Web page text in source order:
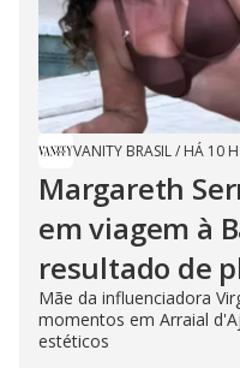
VANITY BRASIL/ HÁ 10
Margareth
em viagem à
resultado de
Mãe da influenciadora
momentos em Arraial
estéticos